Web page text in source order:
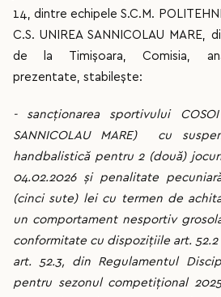
14, dintre echipele S.C.M.
C.S. UNIREA SANNICOLAU MARE,
de la Timișoara, Comisia,
prezentate, stabilește:
- sancționarea sportivului
SANNICOLAU MARE) cu
handbalistică pentru 2 (două)
04.02.2026 și penalitate
(cinci sute) lei cu termen de
un comportament nesportiv
conformitate cu dispozițiile art.
art. 52.3, din Regulamentul
pentru sezonul competițional